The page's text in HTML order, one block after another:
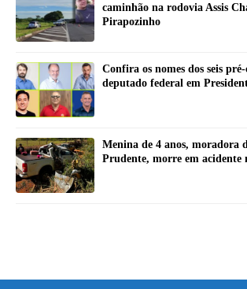
caminhão na rodovia Assis
Pirapozinho
Confira os nomes dos seis
deputado federal em
Menina de 4 anos, moradora
Prudente, morre em acidente